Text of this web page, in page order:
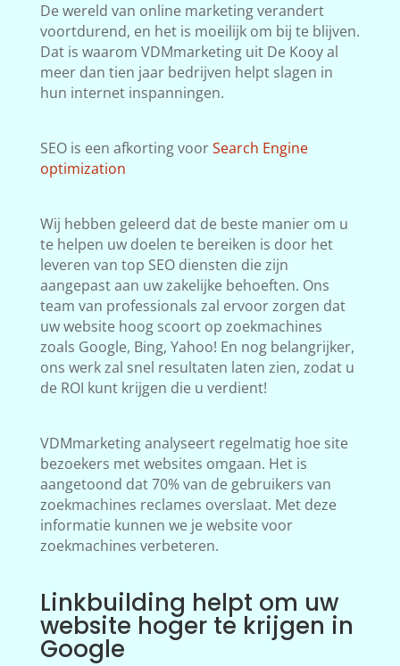
De wereld van online marketing verandert
voortdurend, en het is moeilijk om bij te blijven.
Dat is waarom VDMmarketing uit De Kooy al
meer dan tien jaar bedrijven helpt slagen in
hun internet inspanningen.
SEO is een afkorting voorSearch Engine
optimization
Wij hebben geleerd dat de beste manier om u
te helpen uw doelen te bereiken is door het
leveren van top SEO diensten die zijn
aangepast aan uw zakelijke behoeften. Ons
team van professionals zal ervoor zorgen dat
uw website hoog scoort op zoekmachines
zoals Google, Bing, Yahoo! En nog belangrijker,
ons werk zal snel resultaten laten zien, zodat u
de ROI kunt krijgen die u verdient!
VDMmarketing analyseert regelmatig hoe site
bezoekers met websites omgaan. Het is
aangetoond dat 70% van de gebruikers van
zoekmachines reclames overslaat. Met deze
informatie kunnen we je website voor
zoekmachines verbeteren.
Linkbuilding helpt om uw
website hoger te krijgen in
Google